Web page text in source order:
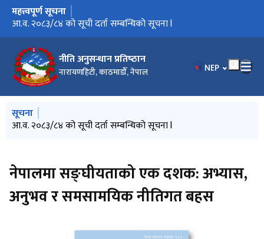
नीति अनुसन्धान प्रतिष्‍ठान
नारायणहिटी, काठमाडौँ, नेपाल भाषा चयन गर्नुहोस्
NEP
मुख्य नेभिगेसनमा जानुहोस्
महत्त्वपूर्ण सूचना
आ.व. २०८३/८४ को सूची दर्ता सम्बन्धिको सूचना l
मुख्य नेभिगेसनमा जानुहोस्
सूचना
आ.व. २०८३/८४ को सूची दर्ता सम्बन्धिको सूचना l
नेपालमा सङ्‌घीयताको एक दशक: अभ्यास,
अनुभव र समसामयिक नीतिगत बहस